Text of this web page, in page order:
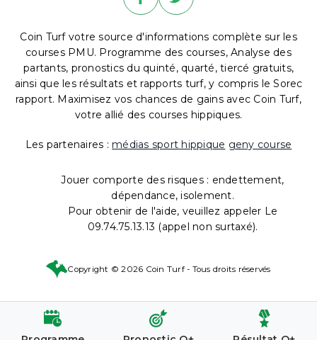
Coin Turf votre source d'informations complète sur les
courses PMU. Programme des courses, Analyse des
partants, pronostics du quinté, quarté, tiercé gratuits,
ainsi que les résultats et rapports turf, y compris le Sorec
rapport. Maximisez vos chances de gains avec Coin Turf,
votre allié des courses hippiques.
Les partenaires : médias sport hippique geny course
Jouer comporte des risques : endettement,
dépendance, isolement.
Pour obtenir de l'aide, veuillez appeler Le
09.74.75.13.13 (appel non surtaxé).
Copyright © 2026 Coin Turf - Tous droits réservés